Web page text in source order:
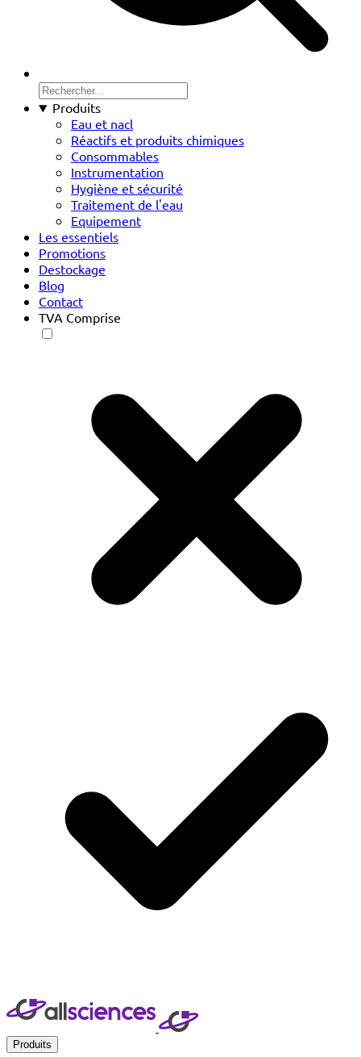
Produits
Eau et nacl
Réactifs et produits chimiques
Consommables
Instrumentation
Hygiène et sécurité
Traitement de l'eau
Equipement
Les essentiels
Promotions
Destockage
Blog
Contact
TVA Comprise
Produits